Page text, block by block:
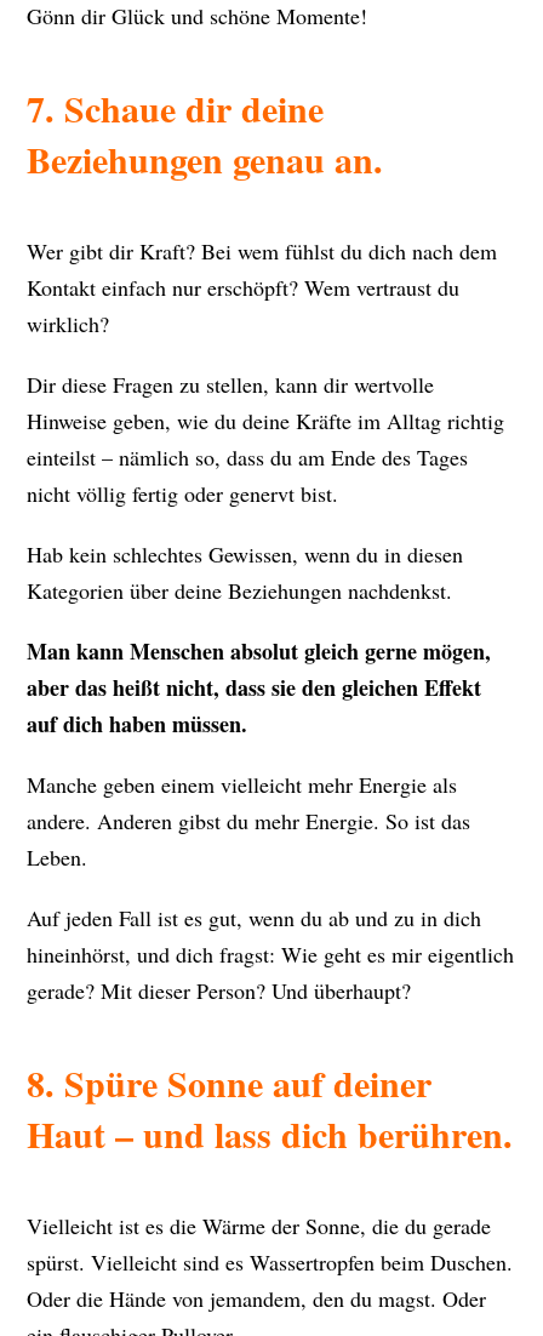
Gönn dir Glück und schöne Momente!
7. Schaue dir deine
Beziehungen genau an.
Wer gibt dir Kraft? Bei wem fühlst du dich nach dem
Kontakt einfach nur erschöpft? Wem vertraust du
wirklich?
Dir diese Fragen zu stellen, kann dir wertvolle
Hinweise geben, wie du deine Kräfte im Alltag richtig
einteilst – nämlich so, dass du am Ende des Tages
nicht völlig fertig oder genervt bist.
Hab kein schlechtes Gewissen, wenn du in diesen
Kategorien über deine Beziehungen nachdenkst.
Man kann Menschen absolut gleich gerne mögen,
aber das heißt nicht, dass sie den gleichen Effekt
auf dich haben müssen.
Manche geben einem vielleicht mehr Energie als
andere. Anderen gibst du mehr Energie. So ist das
Leben.
Auf jeden Fall ist es gut, wenn du ab und zu in dich
hineinhörst, und dich fragst: Wie geht es mir eigentlich
gerade? Mit dieser Person? Und überhaupt?
8. Spüre Sonne auf deiner
Haut – und lass dich berühren.
Vielleicht ist es die Wärme der Sonne, die du gerade
spürst. Vielleicht sind es Wassertropfen beim Duschen.
Oder die Hände von jemandem, den du magst. Oder